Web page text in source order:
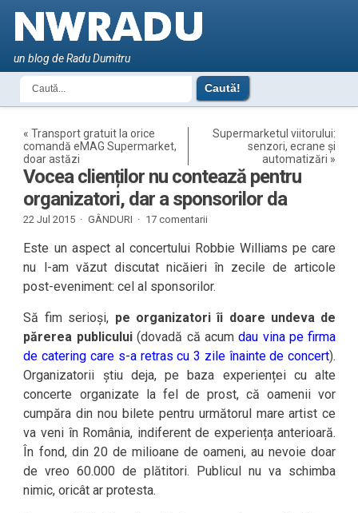
un blog de Radu Dumitru
«Transport gratuit la orice
comandă eMAG Supermarket,
doar astăzi
Supermarketul viitorului:
senzori, ecrane și
automatizări »
Vocea clienților nu contează pentru
organizatori, dar a sponsorilor da
22 Jul 2015 · GÂNDURI · 17 comentarii
Este un aspect al concertului Robbie Williams pe care
nu l-am văzut discutat nicăieri în zecile de articole
post-eveniment: cel al sponsorilor.
Să fim serioși, pe organizatori îi doare undeva de
părerea publicului(dovadă că acumdau vina pe firma
de catering care s-a retras cu 3 zile înainte de concert).
Organizatorii știu deja, pe baza experienței cu alte
concerte organizate la fel de prost, că oamenii vor
cumpăra din nou bilete pentru următorul mare artist ce
va veni în România, indiferent de experiența anterioară.
În fond, din 20 de milioane de oameni, au nevoie doar
de vreo 60.000 de plătitori. Publicul nu va schimba
nimic, oricât ar protesta.